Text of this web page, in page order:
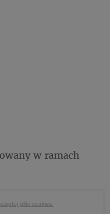
w ramach
pliki cookies.